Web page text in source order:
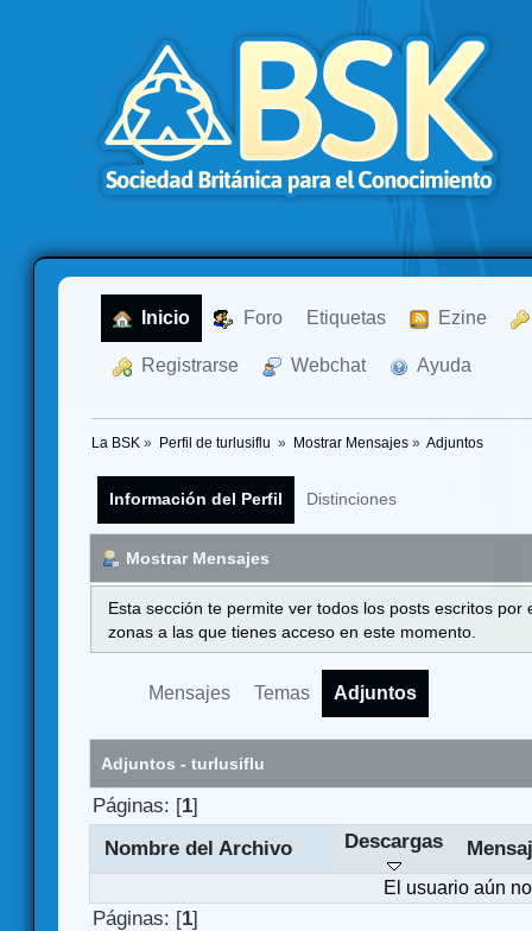
Inicio Foro Etiquetas Ezine
Registrarse Webchat Ayuda
La BSK » Perfil de turlusiflu » Mostrar Mensajes» Adjuntos
Información del Perfil Distinciones
Mostrar Mensajes
Esta sección te permite ver todos los posts escritos
zonas a las que tienes acceso en este momento.
Mensajes Temas Adjuntos
Adjuntos - turlusiflu
Páginas: [1]
Nombre del Archivo
Descargas
El usuario aún
Páginas: [1]